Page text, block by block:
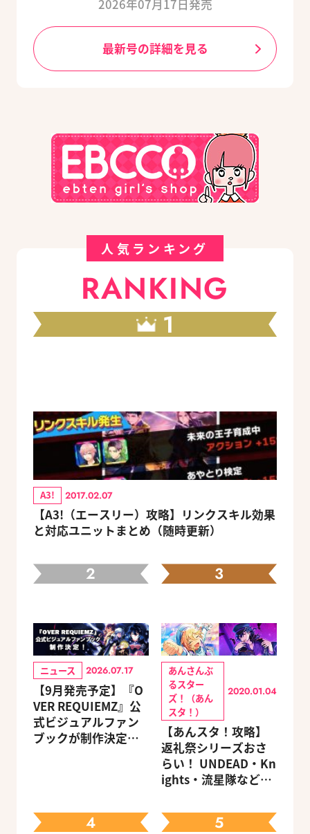
2026年07月17日発売
最新号の詳細を見る
人気ランキング
RANKING
1
A3! 2017.02.07
【A3!（エースリー）攻略】リンクスキル効果
と対応ユニットまとめ（随時更新）
2
ニュース 2026.07.17
【9月発売予定】『O
VER REQUIEMZ』公
式ビジュアルファン
ブックが制作決定！
3
あんさんぶ
るスター
ズ！（あん
スタ！）
2020.01.04
【あんスタ！攻略】
返礼祭シリーズおさ
らい！ UNDEAD・Kn
ights・流星隊など、
ェック
4 5